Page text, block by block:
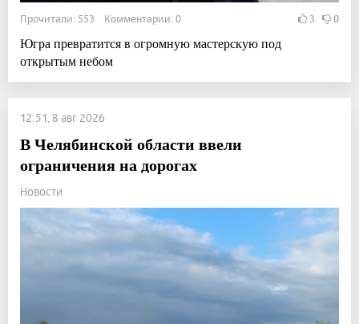
Прочитали: 553 Комментарии: 0 3 0
Югра превратится в огромную мастерскую под
открытым небом
12:51, 8 авг 2026
В Челябинской области ввели
ограничения на дорогах
Новости